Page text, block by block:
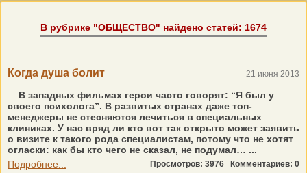
В рубрике "ОБЩЕСТВО" найдено статей: 1674
Когда душа болит 21 июня 2013
В западных фильмах герои часто говорят: “Я был у
своего психолога”. В развитых странах даже топ-
менеджеры не стесняются лечиться в специальных
клиниках. У нас вряд ли кто вот так открыто может заявить
о визите к такого рода специалистам, потому что не хотят
огласки: как бы кто чего не сказал, не подумал… ...
Подробнее...
Просмотров: 3976 Комментариев: 0